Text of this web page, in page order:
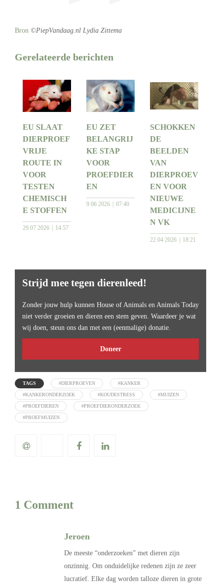
Bron ©PiepVandaag.nl Lydia Zittema
Gerelateerde berichten
EU SLAAT
DIERPROEF
VRIJE
ROUTE IN
VOOR
TESTEN
CHEMISCH
E STOFFEN
29 07 2026 14:57
EU ZET
BELANGRIJ
KE STAP
VOOR
PROEFDIER
EN
9 06 2026 07:40
SCHOKKEN
DE
BEELDEN
VAN
DIERPROEV
EN VOOR
NIEUWE
MEDICIJNE
N VK
22 04 2026 18:21
Strijd mee tegen dierenleed!
Zonder jouw hulp kunnen House of Animals en Animals Today
niet verder groeien en dieren een stem geven. Waardeer je wat
wij doen, steun ons dan met een (eenmalige) donatie.
Doneer
TAGS #DIERPROEVEN #KANKER
#KANKERONDERZOEK #KOUDESTRESS #MUIZEN
#PROEFDIEREN #PROEFDIERONDERZOEK
#PROEFMUIZEN
1 Comment
Jeroen
De meeste “onderzoeken” met dieren zijn
onzinnig. Om onduidelijke redenen zijn ze zeer
lucratief. Elke dag worden talloze dieren in grote